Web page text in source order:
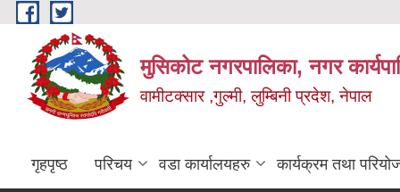
Skip to main content
मुसिकोट नगरपालिका, नगर
वामीटक्सार ,गुल्मी, लुम्बिनी प्रदेश, नेपाल
गृहपृष्ठ परिचय वडा कार्यालयहरु कार्यक्रम तथा